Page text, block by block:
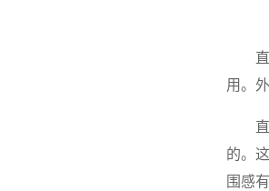
用。
的。
围感